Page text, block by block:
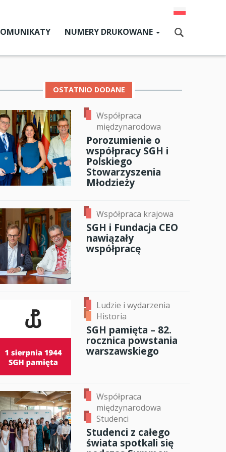
SGH
SGH
NUMERY DRUKOWANE
Aktualny numer
OSTATNIO DODANE
Współpraca
międzynarodowa
Porozumienie o
współpracy SGH i
Polskiego
Stowarzyszenia
Młodzieży
Współpraca krajowa
SGH i Fundacja CEO
nawiązały
współpracę
Ludzie i wydarzenia
Historia
SGH pamięta – 82.
rocznica powstania
warszawskiego
Współpraca
międzynarodowa
Studenci
Studenci z całego
świata spotkali się